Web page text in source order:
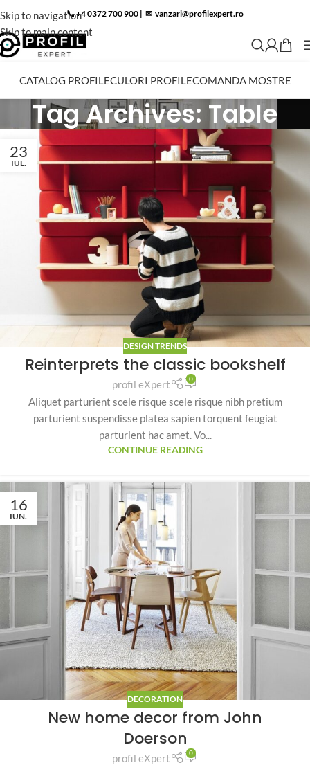
Skip to navigation
Skip to main content
📞 +4 0372 700 900 | ✉︎ vanzari@profilexpert.ro
CATALOG PROFILECULORI PROFILECOMANDA MOSTRE
Tag Archives: Table
23
IUL.
DESIGN TRENDS
Reinterprets the classic bookshelf
profil eXpert 0
Aliquet parturient scele risque scele risque nibh pretium
parturient suspendisse platea sapien torquent feugiat
parturient hac amet. Vo...
CONTINUE READING
16
IUN.
DECORATION
New home decor from John
Doerson
profil eXpert 0